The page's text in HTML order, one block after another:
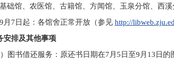
础馆、农医馆、古籍馆、方闻馆、玉泉分馆、西溪
9 月 7 日起：各馆舍正常开放（参见 http://
安排及其他事项
）图书借还服务：原还书日期在7 月 5 日至9 月 13 日的